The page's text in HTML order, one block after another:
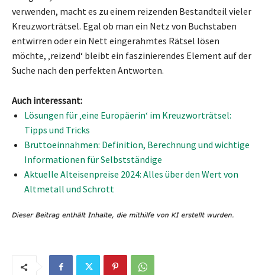
verwenden, macht es zu einem reizenden Bestandteil vieler
Kreuzworträtsel. Egal ob man ein Netz von Buchstaben
entwirren oder ein Nett eingerahmtes Rätsel lösen
möchte, ‚reizend‘ bleibt ein faszinierendes Element auf der
Suche nach den perfekten Antworten.
Auch interessant:
Lösungen für ‚eine Europäerin‘ im Kreuzworträtsel:
Tipps und Tricks
Bruttoeinnahmen: Definition, Berechnung und wichtige
Informationen für Selbstständige
Aktuelle Alteisenpreise 2024: Alles über den Wert von
Altmetall und Schrott